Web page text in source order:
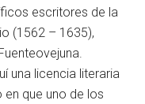
escritores de la
(1562 – 1635),
.
una licencia literaria
que uno de los